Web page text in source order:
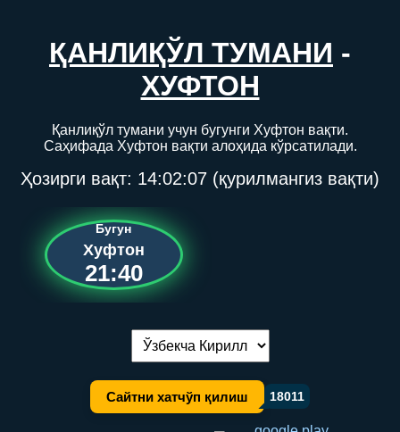
ҚАНЛИҚЎЛ ТУМАНИ -
ХУФТОН
Қанлиқўл тумани учун бугунги Хуфтон вақти.
Саҳифада Хуфтон вақти алоҳида кўрсатилади.
Ҳозирги вақт: 14:02:07 (қурилмангиз вақти)
Бугун
Хуфтон
21:40
Тилни алмаштириш:
Сайтни хатчўп қилиш 18011